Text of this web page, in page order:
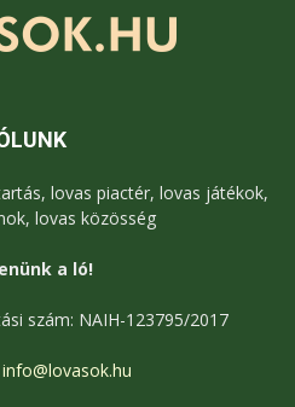
lovas piactér, lovas játékok,
lovas közösség
a ló!
szám: NAIH-123795/2017
info@lovasok.hu